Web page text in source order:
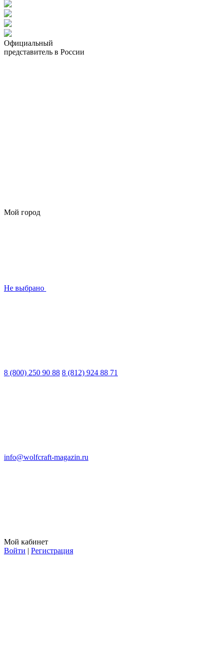
Официальный
представитель в России
Мой город
Не выбрано
8 (800) 250 90 88 8 (812) 924 88 71
info@wolfcraft-magazin.ru
Мой кабинет
Войти | Регистрация